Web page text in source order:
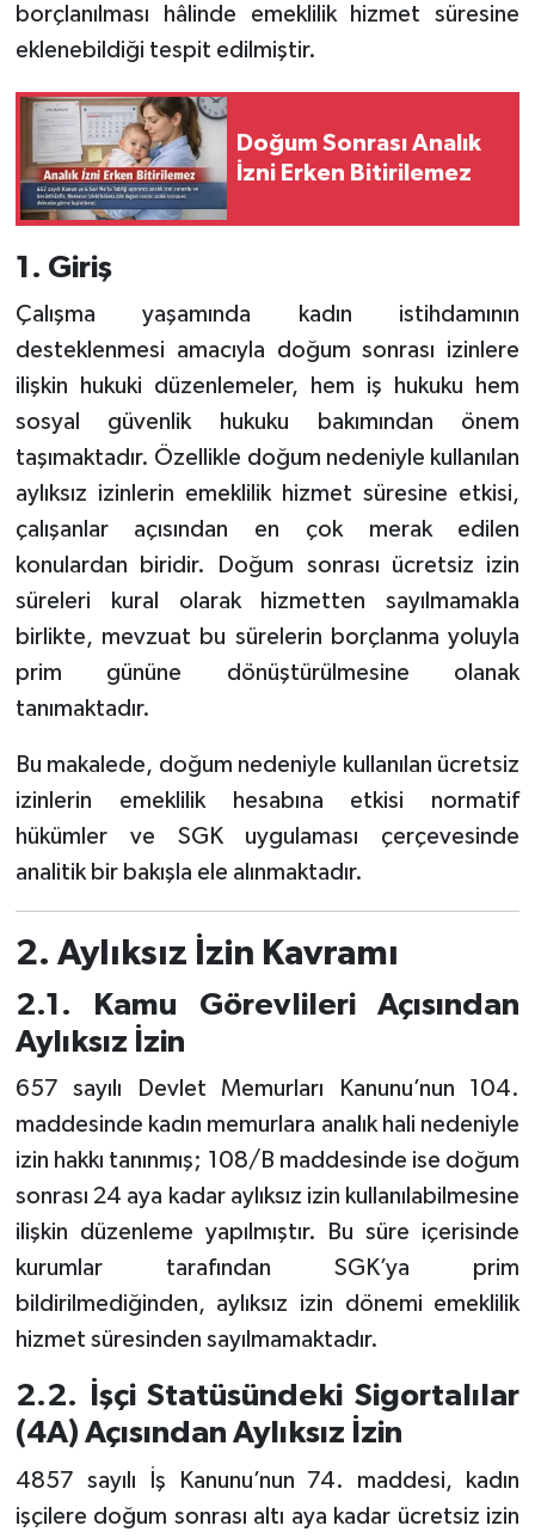
borçlanılması hâlinde emeklilik hizmet süresine
eklenebildiği tespit edilmiştir.
Doğum Sonrası Analık
İzni Erken Bitirilemez
1. Giriş
Çalışma yaşamında kadın istihdamının
desteklenmesi amacıyla doğum sonrası izinlere
ilişkin hukuki düzenlemeler, hem iş hukuku hem
sosyal güvenlik hukuku bakımından önem
taşımaktadır. Özellikle doğum nedeniyle kullanılan
aylıksız izinlerin emeklilik hizmet süresine etkisi,
çalışanlar açısından en çok merak edilen
konulardan biridir. Doğum sonrası ücretsiz izin
süreleri kural olarak hizmetten sayılmamakla
birlikte, mevzuat bu sürelerin borçlanma yoluyla
prim gününe dönüştürülmesine olanak
tanımaktadır.
Bu makalede, doğum nedeniyle kullanılan ücretsiz
izinlerin emeklilik hesabına etkisi normatif
hükümler ve SGK uygulaması çerçevesinde
analitik bir bakışla ele alınmaktadır.
2. Aylıksız İzin Kavramı
2.1. Kamu Görevlileri Açısından
Aylıksız İzin
657 sayılı Devlet Memurları Kanunu’nun 104.
maddesinde kadın memurlara analık hali nedeniyle
izin hakkı tanınmış; 108/B maddesinde ise doğum
sonrası 24 aya kadar aylıksız izin kullanılabilmesine
ilişkin düzenleme yapılmıştır. Bu süre içerisinde
kurumlar tarafından SGK’ya prim
bildirilmediğinden, aylıksız izin dönemi emeklilik
hizmet süresinden sayılmamaktadır.
2.2. İşçi Statüsündeki Sigortalılar
(4A) Açısından Aylıksız İzin
4857 sayılı İş Kanunu’nun 74. maddesi, kadın
işçilere doğum sonrası altı aya kadar ücretsiz izin